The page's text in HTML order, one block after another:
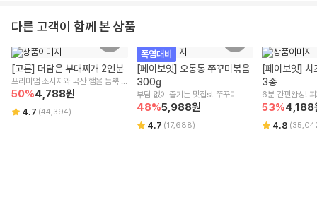
다른 고객이 함께 본 상품
[고른] 더담은 부대찌개 2인분
프리미엄 소시지와 국산 햄을 듬뿍
넣은
50%4,788원
4.7 (44,394)
폭염대비
[페이보잇] 오동통 쭈꾸미볶음
300g
부담 없이 즐기는 맛집st 쭈꾸미
48%5,988원
4.7 (17,688)
[페이보잇] 치
3종
6분 간편완성!
53%4,188
4.8 (